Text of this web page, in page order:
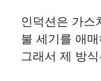
인덕션은 가스
불 세기를 애
그래서 제 방